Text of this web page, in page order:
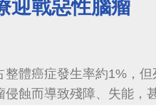
迎戰惡性腦瘤
體癌症發生率約1%，
蝕而導致殘障、失能，